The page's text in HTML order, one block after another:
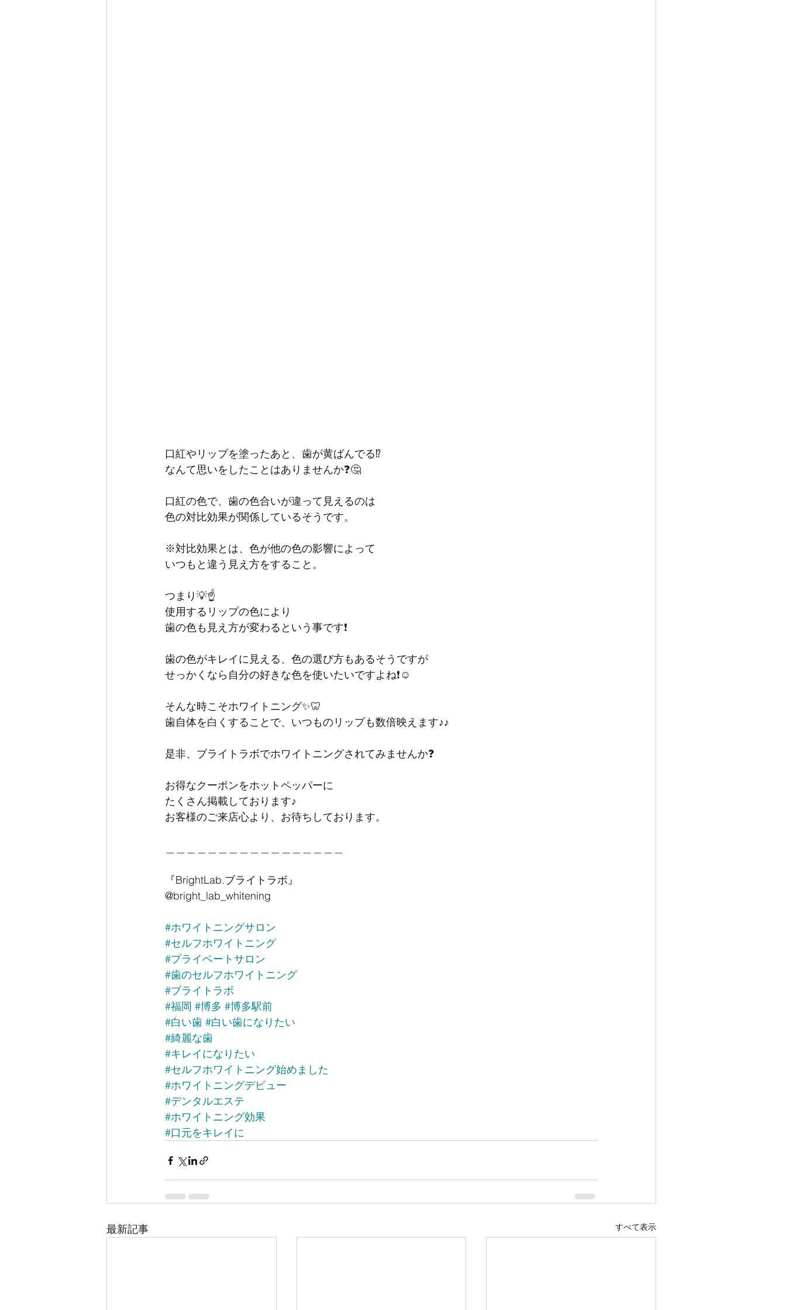
口紅やリップを塗ったあと、歯が黄ばんでる⁉️
なんて思いをしたことはありませんか❓🤔
口紅の色で、歯の色合いが違って見えるのは
色の対比効果が関係しているそうです。
※対比効果とは、色が他の色の影響によって
いつもと違う見え方をすること。
つまり💡☝️
使用するリップの色により
歯の色も見え方が変わるという事です❗️
歯の色がキレイに見える、色の選び方もあるそうですが
せっかくなら自分の好きな色を使いたいですよね❗️☺️
そんな時こそホワイトニング✨🦷
歯自体を白くすることで、いつものリップも数倍映えます♪♪
是非、ブライトラボでホワイトニングされてみませんか❓
お得なクーポンをホットペッパーに
たくさん掲載しております♪
お客様のご来店心より、お待ちしております。
『BrightLab.ブライトラボ』
@bright_lab_whitening
#ホワイトニングサロン
#セルフホワイトニング
#プライベートサロン
#歯のセルフホワイトニング
#ブライトラボ
#福岡 #博多 #博多駅前
#白い歯 #白い歯になりたい
#綺麗な歯
#キレイになりたい
#セルフホワイトニング始めました
#ホワイトニングデビュー
#デンタルエステ
#ホワイトニング効果
#口元をキレイに
最新記事 すべて表示